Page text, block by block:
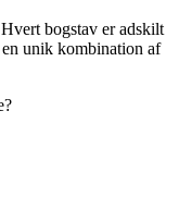
bogstav er adskilt
unik kombination af